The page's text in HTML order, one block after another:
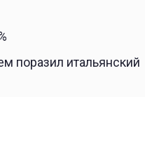
поразил итальянский